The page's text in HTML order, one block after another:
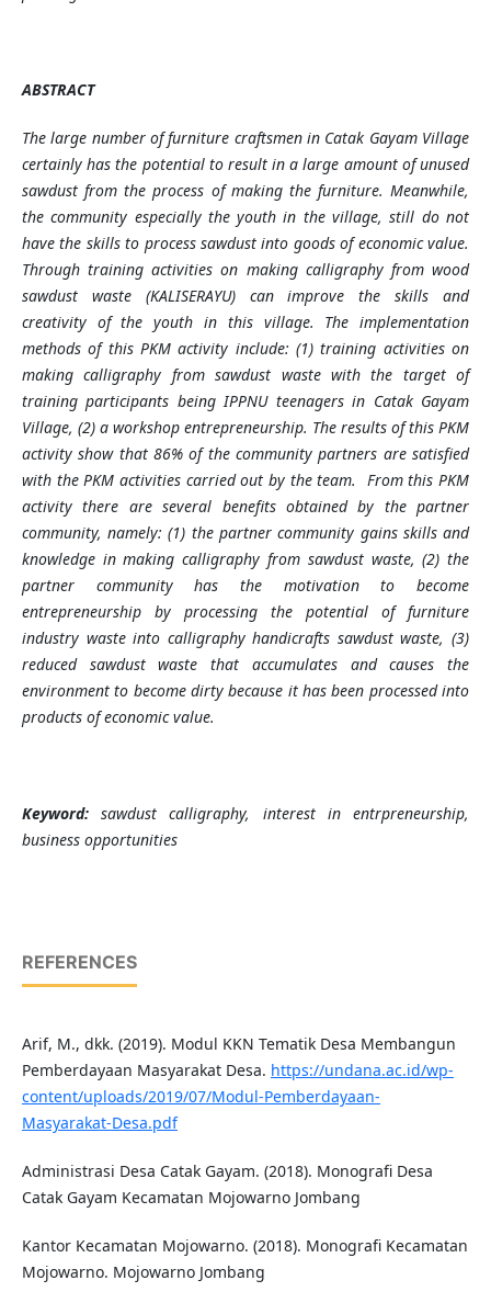
ABSTRACT
The large number of furniture craftsmen in Catak Gayam Village
certainly has the potential to result in a large amount of unused
sawdust from the process of making the furniture. Meanwhile,
the community especially the youth in the village, still do not
have the skills to process sawdust into goods of economic value.
Through training activities on making calligraphy from wood
sawdust
waste (KALISERAYU) can improve the skills and
creativity of the youth in this village. The implementation
methods of this PKM activity include: (1) training activities on
making calligraphy from sawdust waste with the target of
training participants being IPPNU teenagers in Catak Gayam
Village, (2) a workshop entrepreneurship. The results of this PKM
activity show that 86% of the community partners are satisfied
with the PKM activities carried out by the team. From this PKM
activity there are several benefits obtained by the partner
community, namely: (1) the partner community gains skills and
knowledge in making calligraphy from sawdust waste, (2) the
partner community has the motivation to become
entrepreneurship by processing the potential of furniture
industry waste into calligraphy handicrafts sawdust waste, (3)
reduced sawdust waste that accumulates and causes the
environment to become dirty because it has been processed into
products of economic value.
Keyword:sawdust calligraphy, interest in entrpreneurship,
business opportunities
REFERENCES
Arif, M., dkk. (2019). Modul KKN Tematik Desa Membangun
Pemberdayaan Masyarakat Desa. https://undana.ac.id/wp-
content/uploads/2019/07/Modul-Pemberdayaan-
Masyarakat-Desa.pdf
Administrasi Desa Catak Gayam. (2018). Monografi Desa
Catak Gayam Kecamatan Mojowarno Jombang
Kantor Kecamatan Mojowarno. (2018). Monografi Kecamatan
Mojowarno. Mojowarno Jombang